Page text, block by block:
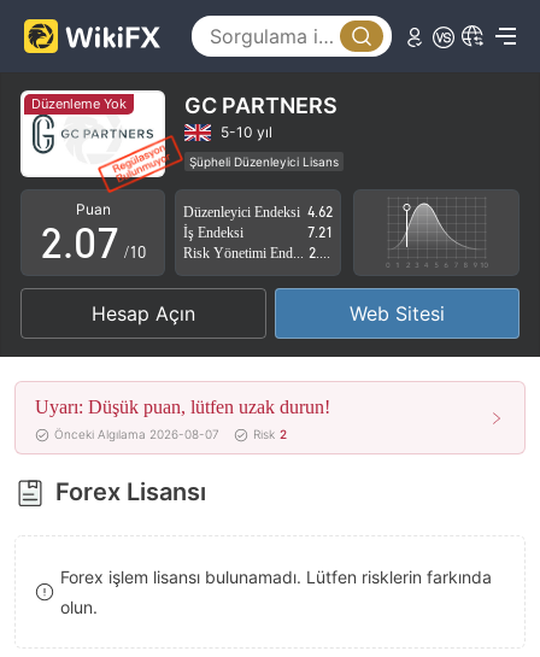
Düzenleme Yok GC PARTNERS
5-10 yıl
Şüpheli Düzenleyici Lisans
Yüksek düzeyde potansiyel risk
Puan
0
1
2
3
4
5
6
7
8
9
.0
1
2
3
4
5
6
7
8
3
4
5
6
7
8
9
/10
Düzenleyici Endeksi 4.62
İş Endeksi
7.21
Hesap Açın Web Sitesi
Uyarı: Düşük puan, lütfen uzak durun!
Önceki Algılama 2026-08-07 Risk 2
Forex Lisansı
Forex işlem lisansı bulunamadı. Lütfen risklerin farkında
olun.